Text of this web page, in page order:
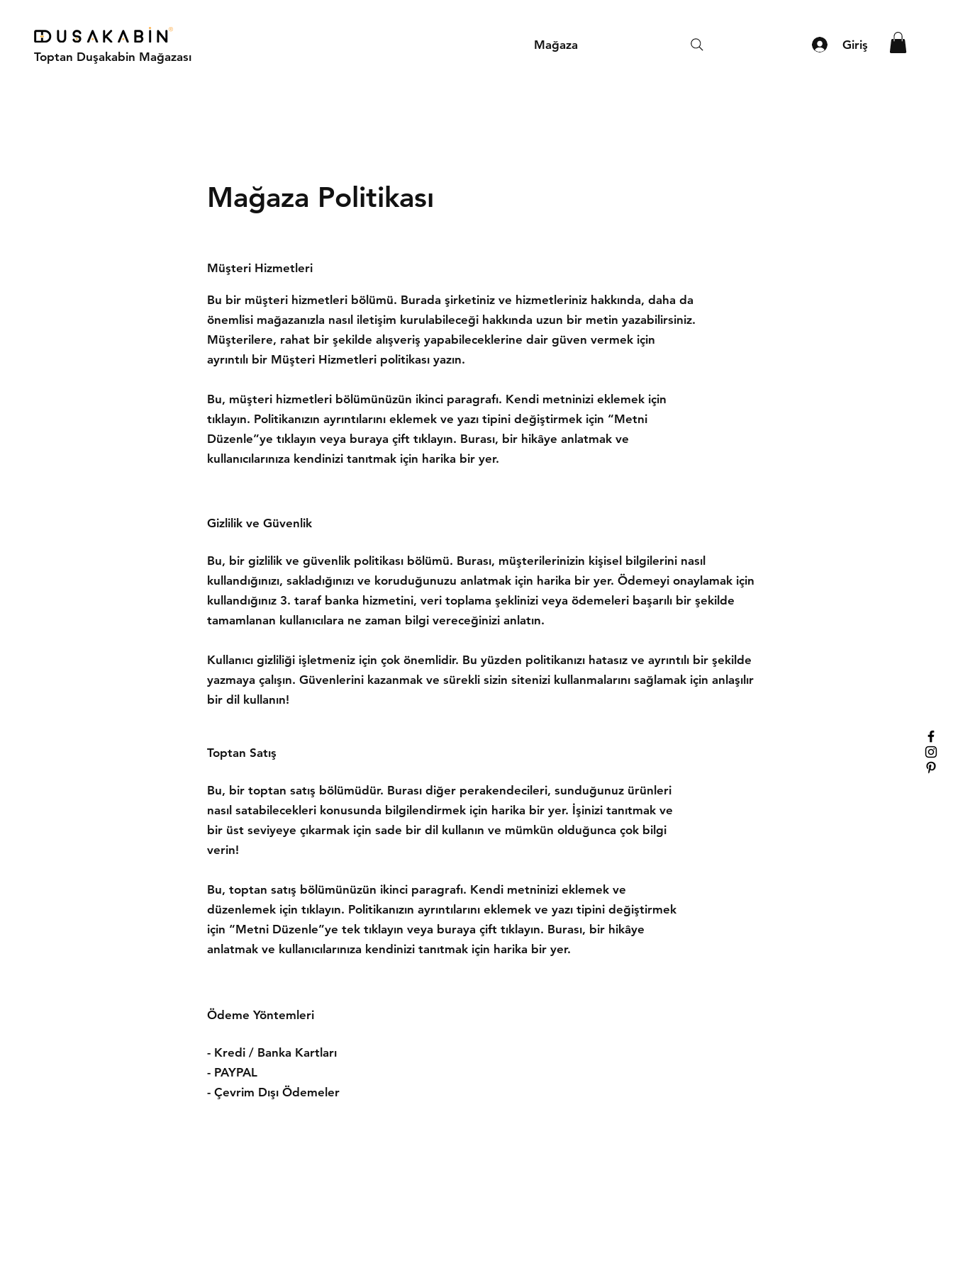
Toptan Duşakabin Mağazası
Mağaza Giriş
Mağaza Politikası
Müşteri Hizmetleri
Bu bir müşteri hizmetleri bölümü. Burada şirketiniz ve hizmetleriniz hakkında, daha da
önemlisi mağazanızla nasıl iletişim kurulabileceği hakkında uzun bir metin yazabilirsiniz.
Müşterilere, rahat bir şekilde alışveriş yapabileceklerine dair güven vermek için
ayrıntılı bir Müşteri Hizmetleri politikası yazın.
Bu, müşteri hizmetleri bölümünüzün ikinci paragrafı. Kendi metninizi eklemek için
tıklayın. Politikanızın ayrıntılarını eklemek ve yazı tipini değiştirmek için “Metni
Düzenle”ye tıklayın veya buraya çift tıklayın. Burası, bir hikâye anlatmak ve
kullanıcılarınıza kendinizi tanıtmak için harika bir yer.
Gizlilik ve Güvenlik
Bu, bir gizlilik ve güvenlik politikası bölümü. Burası, müşterilerinizin kişisel bilgilerini nasıl
kullandığınızı, sakladığınızı ve koruduğunuzu anlatmak için harika bir yer. Ödemeyi onaylamak için
kullandığınız 3. taraf banka hizmetini, veri toplama şeklinizi veya ödemeleri başarılı bir şekilde
tamamlanan kullanıcılara ne zaman bilgi vereceğinizi anlatın.
Kullanıcı gizliliği işletmeniz için çok önemlidir. Bu yüzden politikanızı hatasız ve ayrıntılı bir şekilde
yazmaya çalışın. Güvenlerini kazanmak ve sürekli sizin sitenizi kullanmalarını sağlamak için anlaşılır
bir dil kullanın!
Toptan Satış
Bu, bir toptan satış bölümüdür. Burası diğer perakendecileri, sunduğunuz ürünleri
nasıl satabilecekleri konusunda bilgilendirmek için harika bir yer. İşinizi tanıtmak ve
bir üst seviyeye çıkarmak için sade bir dil kullanın ve mümkün olduğunca çok bilgi
verin!
Bu, toptan satış bölümünüzün ikinci paragrafı. Kendi metninizi eklemek ve
düzenlemek için tıklayın. Politikanızın ayrıntılarını eklemek ve yazı tipini değiştirmek
için “Metni Düzenle”ye tek tıklayın veya buraya çift tıklayın. Burası, bir hikâye
anlatmak ve kullanıcılarınıza kendinizi tanıtmak için harika bir yer.
Ödeme Yöntemleri
- Kredi / Banka Kartları
- PAYPAL
- Çevrim Dışı Ödemeler